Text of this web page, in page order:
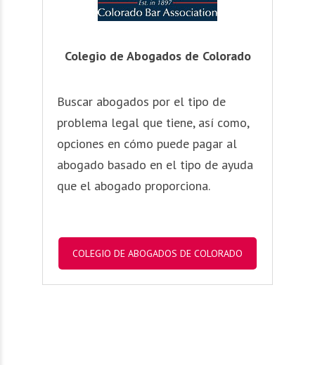
Colegio de Abogados de Colorado
Buscar abogados por el tipo de
problema legal que tiene, así como,
opciones en cómo puede pagar al
abogado basado en el tipo de ayuda
que el abogado proporciona.
COLEGIO DE ABOGADOS DE COLORADO